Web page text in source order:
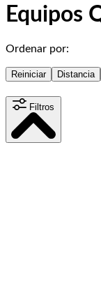
Equipos
Ordenar por:
Reiniciar Distancia